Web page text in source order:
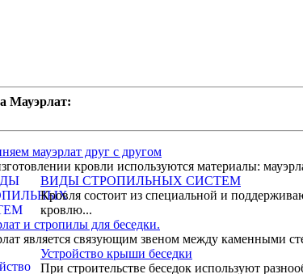
Мауэрлат:
мауэрлат друг с другом
кровли используются материалы:
ВИДЫ СТРОПИЛЬНЫХ СИСТЕМ
Кровля состоит из специальной и
кровлю...
и стропилы для беседки.
является связующим звеном между каменными
Устройство крыши беседки
При строительстве беседок используют